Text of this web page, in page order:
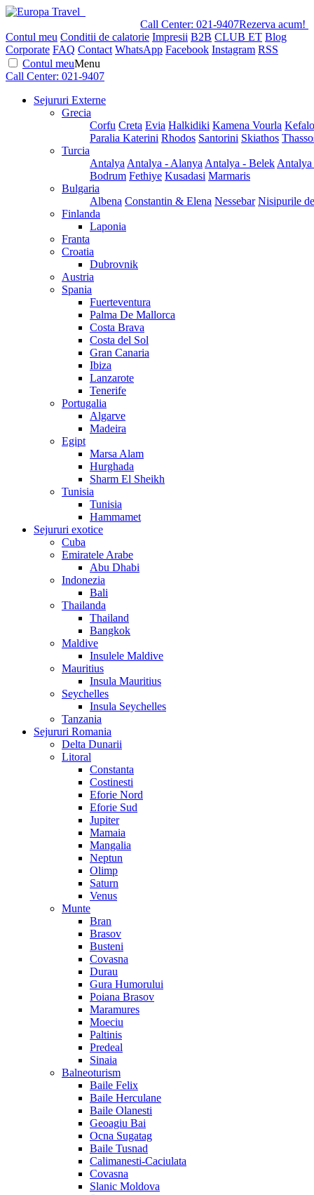
Call Center: 021-9407Rezerva acum!
Contul meu Conditii de calatorie Impresii B2B CLUB ET Blog
Corporate FAQ Contact WhatsApp Facebook Instagram RSS
Contul meuMenu
Call Center: 021-9407
Sejururi Externe
Grecia
Corfu Creta Evia Halkidiki Kamena Vourla
Paralia Katerini Rhodos Santorini Skiathos
Turcia
Antalya Antalya - Alanya Antalya - Belek
Bodrum Fethiye Kusadasi Marmaris
Bulgaria
Albena Constantin & Elena Nessebar Nisipurile
Finlanda
Laponia
Franta
Croatia
Dubrovnik
Austria
Spania
Fuerteventura
Palma De Mallorca
Costa Brava
Costa del Sol
Gran Canaria
Ibiza
Lanzarote
Tenerife
Portugalia
Algarve
Madeira
Egipt
Marsa Alam
Hurghada
Sharm El Sheikh
Tunisia
Tunisia
Hammamet
Sejururi exotice
Cuba
Emiratele Arabe
Abu Dhabi
Indonezia
Bali
Thailanda
Thailand
Bangkok
Maldive
Insulele Maldive
Mauritius
Insula Mauritius
Seychelles
Insula Seychelles
Tanzania
Sejururi Romania
Delta Dunarii
Litoral
Constanta
Costinesti
Eforie Nord
Eforie Sud
Jupiter
Mamaia
Mangalia
Neptun
Olimp
Saturn
Venus
Munte
Bran
Brasov
Busteni
Covasna
Durau
Gura Humorului
Poiana Brasov
Maramures
Moeciu
Paltinis
Predeal
Sinaia
Balneoturism
Baile Felix
Baile Herculane
Baile Olanesti
Geoagiu Bai
Ocna Sugatag
Baile Tusnad
Calimanesti-Caciulata
Covasna
Slanic Moldova